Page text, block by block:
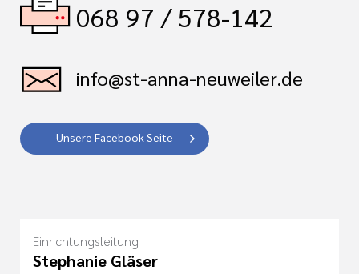
068 97 / 578-142
info@st-anna-neuweiler.de
Unsere Facebook Seite
Einrichtungsleitung
Stephanie Gläser